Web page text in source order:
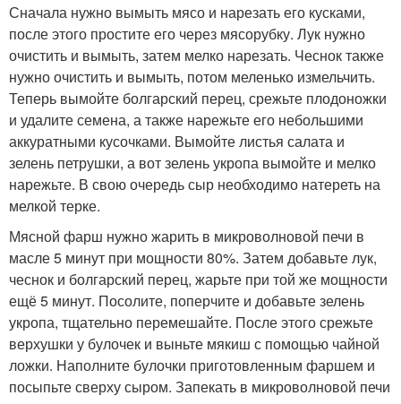
Сначала нужно вымыть мясо и нарезать его кусками,
после этого простите его через мясорубку. Лук нужно
очистить и вымыть, затем мелко нарезать. Чеснок также
нужно очистить и вымыть, потом меленько измельчить.
Теперь вымойте болгарский перец, срежьте плодоножки
и удалите семена, а также нарежьте его небольшими
аккуратными кусочками. Вымойте листья салата и
зелень петрушки, а вот зелень укропа вымойте и мелко
нарежьте. В свою очередь сыр необходимо натереть на
мелкой терке.
Мясной фарш нужно жарить в микроволновой печи в
масле 5 минут при мощности 80%. Затем добавьте лук,
чеснок и болгарский перец, жарьте при той же мощности
ещё 5 минут. Посолите, поперчите и добавьте зелень
укропа, тщательно перемешайте. После этого срежьте
верхушки у булочек и выньте мякиш с помощью чайной
ложки. Наполните булочки приготовленным фаршем и
посыпьте сверху сыром. Запекать в микроволновой печи